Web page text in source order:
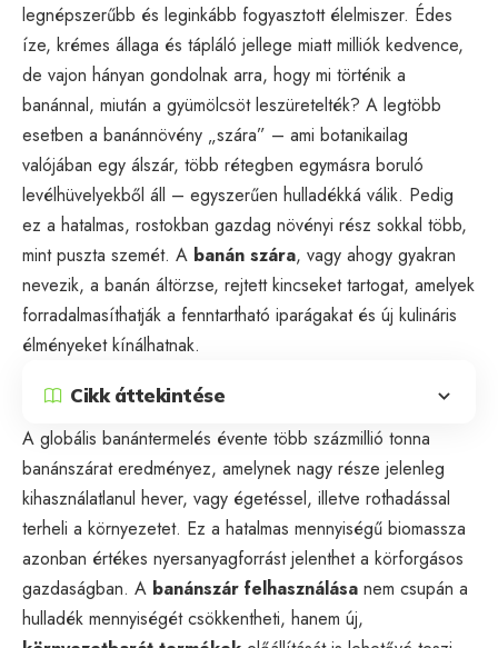
legnépszerűbb és leginkább fogyasztott élelmiszer. Édes
íze, krémes állaga és tápláló jellege miatt milliók kedvence,
de vajon hányan gondolnak arra, hogy mi történik a
banánnal, miután a gyümölcsöt leszüretelték? A legtöbb
esetben a banánnövény „szára” – ami botanikailag
valójában egy álszár, több rétegben egymásra boruló
levélhüvelyekből áll – egyszerűen hulladékká válik. Pedig
ez a hatalmas, rostokban gazdag növényi rész sokkal több,
mint puszta szemét. A banán szára, vagy ahogy gyakran
nevezik, a banán áltörzse, rejtett kincseket tartogat, amelyek
forradalmasíthatják a fenntartható iparágakat és új kulináris
élményeket kínálhatnak.
Cikk áttekintése
A globális banántermelés évente több százmillió tonna
banánszárat eredményez, amelynek nagy része jelenleg
kihasználatlanul hever, vagy égetéssel, illetve rothadással
terheli a környezetet. Ez a hatalmas mennyiségű biomassza
azonban értékes nyersanyagforrást jelenthet a körforgásos
gazdaságban. A banánszár felhasználása nem csupán a
hulladék mennyiségét csökkentheti, hanem új,